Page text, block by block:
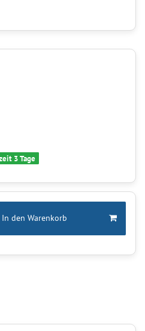
3 Tage
In den Warenkorb